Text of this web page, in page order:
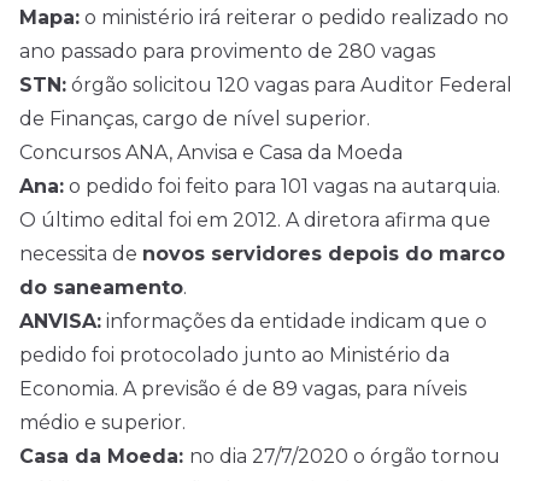
Mapa: o ministério irá reiterar o pedido realizado no
ano passado para provimento de 280 vagas
STN: órgão solicitou 120 vagas para Auditor Federal
de Finanças, cargo de nível superior.
Concursos ANA, Anvisa e Casa da Moeda
Ana: o pedido foi feito para 101 vagas na autarquia.
O último edital foi em 2012. A diretora afirma que
necessita de novos servidores depois do marco
do saneamento.
ANVISA: informações da entidade indicam que o
pedido foi protocolado junto ao Ministério da
Economia. A previsão é de 89 vagas, para níveis
médio e superior.
Casa da Moeda: no dia 27/7/2020 o órgão tornou